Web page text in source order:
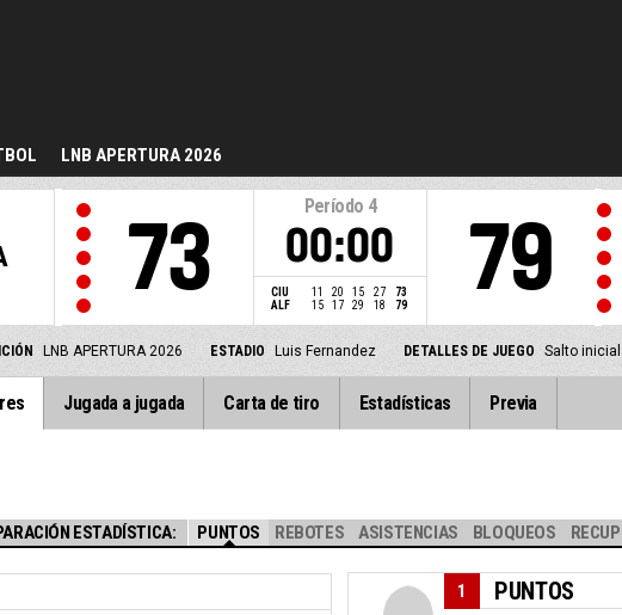
LNB APERTURA 2026
73
Período 4
00:00
CIU 11 20 15 27
73
ALF
15 17 29 18 79 79
LNB APERTURA 2026 ESTADIO Luis Fernandez DETALLES DE JUEGO Salto
Jugada a jugada Carta de tiro Estadísticas Previa
ESTADÍSTICA: PUNTOS REBOTES ASISTENCIAS BLOQUEOS
PUNTOS
1